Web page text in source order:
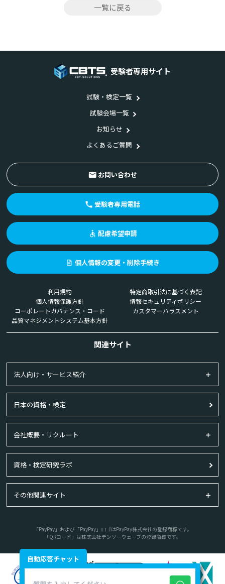
一覧に戻る
自動応答チャット
受験者専用サイト
試験・検定一覧
試験会場一覧
お知らせ
よくあるご質問
お問い合わせ
受験者専用電話
配慮希望申請
個人情報の変更・削除手続き
利用規約
特定商取引法に基づく表記
個人情報保護方針
情報セキュリティポリシー
コーポレートガバナンス・コード
カスタマーハラスメント
品質マネジメントシステム基本方針
関連サイト
法人向け・サービス紹介
日本の資格・検定
会社概要・リクルート
資格・検定研究ラボ
その他関連サイト
「PayPay」および「PayPay」ロゴはPayPay株式会社の登録商標です。
「QRコード」は株式会社デンソーウェーブの登録商標です。